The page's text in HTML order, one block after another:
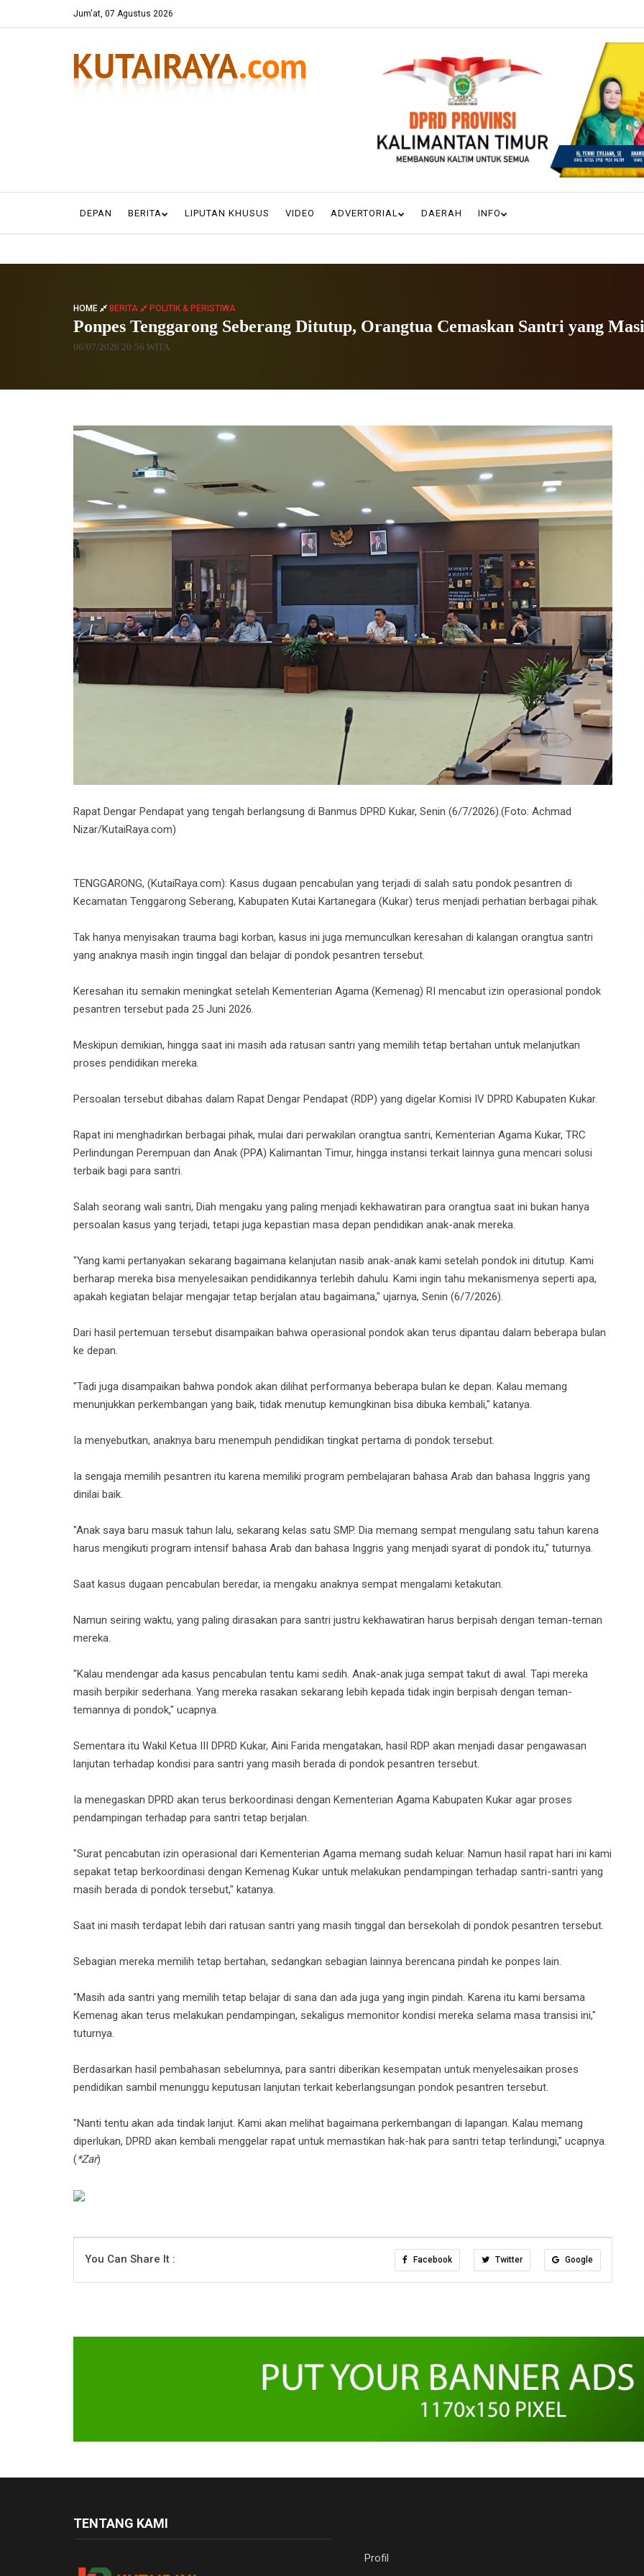
Jum'at, 07 Agustus 2026
DEPAN BERITA LIPUTAN KHUSUS VIDEO ADVERTORIAL DAERAH INFO
HOME BERITA POLITIK & PERISTIWA
Ponpes Tenggarong Seberang Ditutup, Orangtua Cemaskan Santri yang
06/07/2026 20:56 WITA
Rapat Dengar Pendapat yang tengah berlangsung di Banmus DPRD Kukar, Senin (6/7/2026).(Foto: Achmad
Nizar/KutaiRaya.com)
TENGGARONG, (KutaiRaya.com): Kasus dugaan pencabulan yang terjadi di salah satu pondok pesantren di
Kecamatan Tenggarong Seberang, Kabupaten Kutai Kartanegara (Kukar) terus menjadi perhatian berbagai pihak.
Tak hanya menyisakan trauma bagi korban, kasus ini juga memunculkan keresahan di kalangan orangtua santri
yang anaknya masih ingin tinggal dan belajar di pondok pesantren tersebut.
Keresahan itu semakin meningkat setelah Kementerian Agama (Kemenag) RI mencabut izin operasional pondok
pesantren tersebut pada 25 Juni 2026.
Meskipun demikian, hingga saat ini masih ada ratusan santri yang memilih tetap bertahan untuk melanjutkan
proses pendidikan mereka.
Persoalan tersebut dibahas dalam Rapat Dengar Pendapat (RDP) yang digelar Komisi IV DPRD Kabupaten Kukar.
Rapat ini menghadirkan berbagai pihak, mulai dari perwakilan orangtua santri, Kementerian Agama Kukar, TRC
Perlindungan Perempuan dan Anak (PPA) Kalimantan Timur, hingga instansi terkait lainnya guna mencari solusi
terbaik bagi para santri.
Salah seorang wali santri, Diah mengaku yang paling menjadi kekhawatiran para orangtua saat ini bukan hanya
persoalan kasus yang terjadi, tetapi juga kepastian masa depan pendidikan anak-anak mereka.
"Yang kami pertanyakan sekarang bagaimana kelanjutan nasib anak-anak kami setelah pondok ini ditutup. Kami
berharap mereka bisa menyelesaikan pendidikannya terlebih dahulu. Kami ingin tahu mekanismenya seperti apa,
apakah kegiatan belajar mengajar tetap berjalan atau bagaimana," ujarnya, Senin (6/7/2026).
Dari hasil pertemuan tersebut disampaikan bahwa operasional pondok akan terus dipantau dalam beberapa bulan
ke depan.
"Tadi juga disampaikan bahwa pondok akan dilihat performanya beberapa bulan ke depan. Kalau memang
menunjukkan perkembangan yang baik, tidak menutup kemungkinan bisa dibuka kembali," katanya.
Ia menyebutkan, anaknya baru menempuh pendidikan tingkat pertama di pondok tersebut.
Ia sengaja memilih pesantren itu karena memiliki program pembelajaran bahasa Arab dan bahasa Inggris yang
dinilai baik.
"Anak saya baru masuk tahun lalu, sekarang kelas satu SMP. Dia memang sempat mengulang satu tahun karena
harus mengikuti program intensif bahasa Arab dan bahasa Inggris yang menjadi syarat di pondok itu," tuturnya.
Saat kasus dugaan pencabulan beredar, ia mengaku anaknya sempat mengalami ketakutan.
Namun seiring waktu, yang paling dirasakan para santri justru kekhawatiran harus berpisah dengan teman-teman
mereka.
"Kalau mendengar ada kasus pencabulan tentu kami sedih. Anak-anak juga sempat takut di awal. Tapi mereka
masih berpikir sederhana. Yang mereka rasakan sekarang lebih kepada tidak ingin berpisah dengan teman-
temannya di pondok," ucapnya.
Sementara itu Wakil Ketua III DPRD Kukar, Aini Farida mengatakan, hasil RDP akan menjadi dasar pengawasan
lanjutan terhadap kondisi para santri yang masih berada di pondok pesantren tersebut.
Ia menegaskan DPRD akan terus berkoordinasi dengan Kementerian Agama Kabupaten Kukar agar proses
pendampingan terhadap para santri tetap berjalan.
"Surat pencabutan izin operasional dari Kementerian Agama memang sudah keluar. Namun hasil rapat hari ini kami
sepakat tetap berkoordinasi dengan Kemenag Kukar untuk melakukan pendampingan terhadap santri-santri yang
masih berada di pondok tersebut," katanya.
Saat ini masih terdapat lebih dari ratusan santri yang masih tinggal dan bersekolah di pondok pesantren tersebut.
Sebagian mereka memilih tetap bertahan, sedangkan sebagian lainnya berencana pindah ke ponpes lain.
"Masih ada santri yang memilih tetap belajar di sana dan ada juga yang ingin pindah. Karena itu kami bersama
Kemenag akan terus melakukan pendampingan, sekaligus memonitor kondisi mereka selama masa transisi ini,"
tuturnya.
Berdasarkan hasil pembahasan sebelumnya, para santri diberikan kesempatan untuk menyelesaikan proses
pendidikan sambil menunggu keputusan lanjutan terkait keberlangsungan pondok pesantren tersebut.
"Nanti tentu akan ada tindak lanjut. Kami akan melihat bagaimana perkembangan di lapangan. Kalau memang
diperlukan, DPRD akan kembali menggelar rapat untuk memastikan hak-hak para santri tetap terlindungi," ucapnya.
(*Zar)
You Can Share It : Facebook Twitter Google
TENTANG KAMI
Profil